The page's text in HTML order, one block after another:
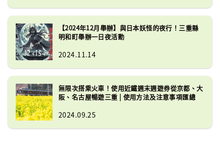
【2024年12月舉辦】與日本妖怪的夜行！三重縣
明和町舉辦一日夜活動
2024.11.14
無限次搭乘火車！使用近鐵週末週遊券從京都、大
阪、名古屋暢遊三重 | 使用方法及注意事項匯總
2024.09.25